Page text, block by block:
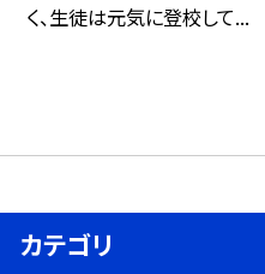
く、生徒は元気に登校して...
カテゴリ